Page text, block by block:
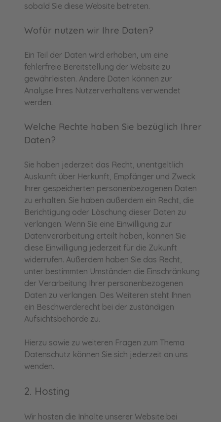
sobald Sie diese Website betreten.
Wofür nutzen wir Ihre Daten?
Ein Teil der Daten wird erhoben, um eine
fehlerfreie Bereitstellung der Website zu
gewährleisten. Andere Daten können zur
Analyse Ihres Nutzerverhaltens verwendet
werden.
Welche Rechte haben Sie bezüglich Ihrer
Daten?
Sie haben jederzeit das Recht, unentgeltlich
Auskunft über Herkunft, Empfänger und Zweck
Ihrer gespeicherten personenbezogenen Daten
zu erhalten. Sie haben außerdem ein Recht, die
Berichtigung oder Löschung dieser Daten zu
verlangen. Wenn Sie eine Einwilligung zur
Datenverarbeitung erteilt haben, können Sie
diese Einwilligung jederzeit für die Zukunft
widerrufen. Außerdem haben Sie das Recht,
unter bestimmten Umständen die Einschränkung
der Verarbeitung Ihrer personenbezogenen
Daten zu verlangen. Des Weiteren steht Ihnen
ein Beschwerderecht bei der zuständigen
Aufsichtsbehörde zu.
Hierzu sowie zu weiteren Fragen zum Thema
Datenschutz können Sie sich jederzeit an uns
wenden.
2. Hosting
Wir hosten die Inhalte unserer Website bei